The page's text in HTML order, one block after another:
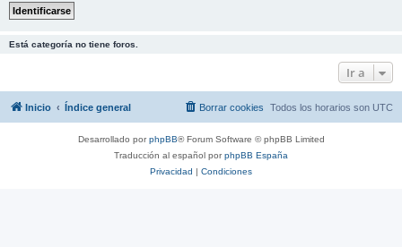
Está categoría no tiene foros.
Ir a
Inicio Índice general Todos los horarios son UTC
Borrar cookies
Desarrollado porphpBB® Forum Software © phpBB Limited
Traducción al español porphpBB España
Privacidad | Condiciones